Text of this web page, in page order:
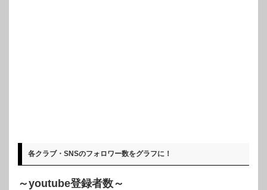
各クラブ・SNSのフォロワー数をグラフに！
～youtube登録者数～